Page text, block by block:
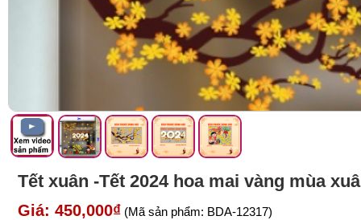
Tết xuân -Tết 2024 hoa mai vàng mùa
Giá: 450,000₫ (Mã sản phẩm: BDA-12317)